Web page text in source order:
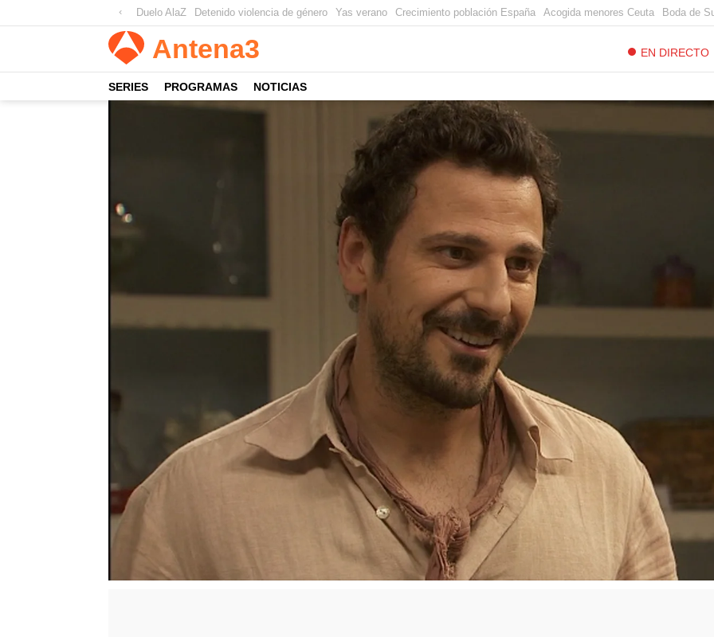
Duelo AlaZ Detenido violencia de género Yas verano Crecimiento población España Acogida menores Ceuta Boda de
Antena3 EN DIRECTO
SERIES PROGRAMAS NOTICIAS